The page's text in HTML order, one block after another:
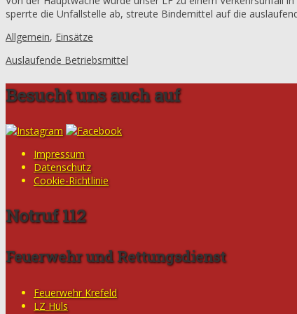
sperrte die Unfallstelle ab, streute Bindemittel auf die
Allgemein, Einsätze
Auslaufende Betriebsmittel
Besucht uns auch auf
Impressum
Datenschutz
Cookie-Richtlinie
Notruf 112
Feuerwehr und Rettungsdienst
Feuerwehr Krefeld
LZ Hüls